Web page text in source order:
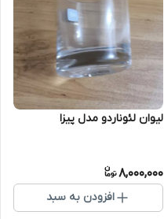
لیوان لئوناردو مدل پیزا
8,000,000
افزودن به سبد